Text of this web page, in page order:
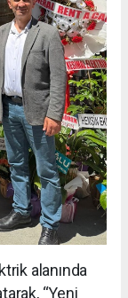
alanında
“Yeni